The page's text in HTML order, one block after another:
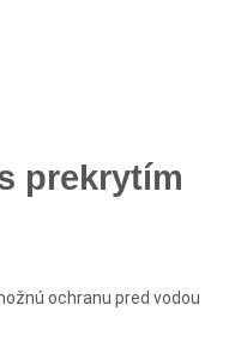
prekrytím
ochranu pred vodou